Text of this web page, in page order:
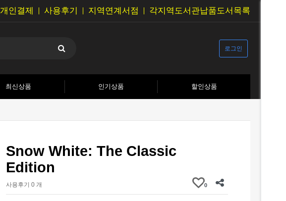
개인결제 사용후기 지역연계서점 각지역도서관납품도서목록
로그인
최신상품 인기상품 할인상품
Snow White: The Classic
Edition
사용후기 0 개 0